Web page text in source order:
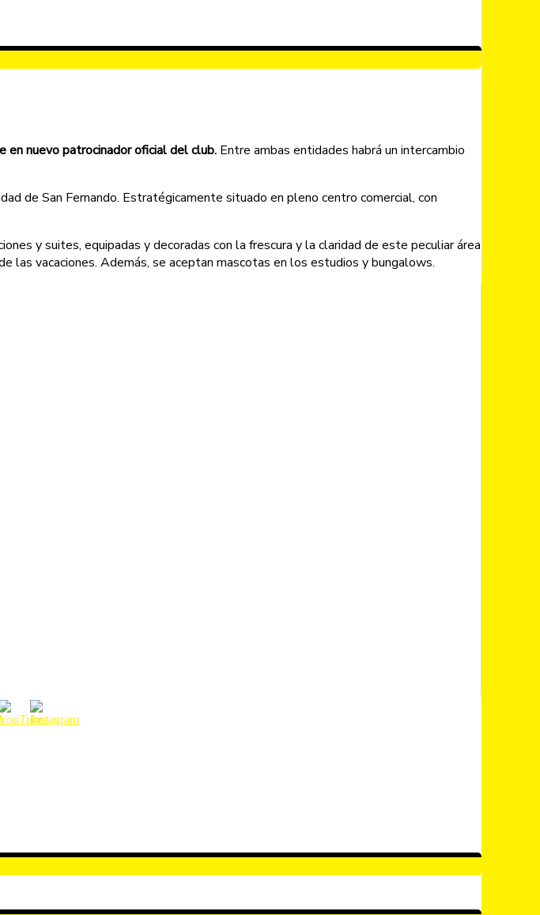
en nuevo patrocinador oficial del club. Entre ambas entidades habrá un intercambio
de San Fernando. Estratégicamente situado en pleno centro comercial, con
y suites, equipadas y decoradas con la frescura y la claridad de este peculiar área
las vacaciones. Además, se aceptan mascotas en los estudios y bungalows.